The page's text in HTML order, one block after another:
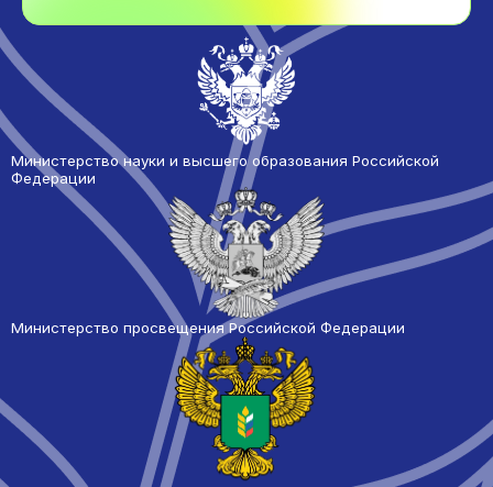
Министерство науки и высшего образования Российской
Федерации
Министерство просвещения Российской Федерации